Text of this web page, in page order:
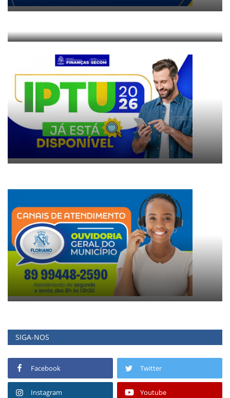
SIGA-NOS
Facebook Twitter
Instagram Youtube